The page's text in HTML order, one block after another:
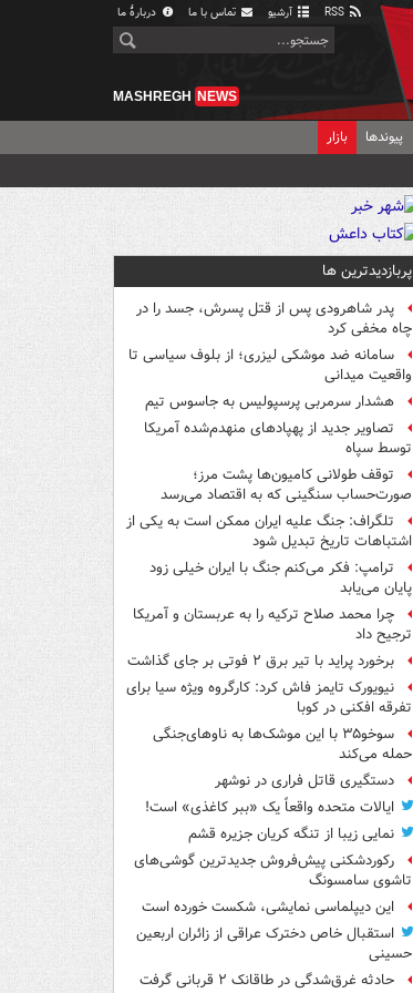
آرشیو تماس با ما دربارهٔ ما
MASHREGH NEWS
پیوندها بازار
پربازدیدترین ها
پدر شاهرودی پس از قتل پسرش، جسد را در
چاه مخفی کرد
سامانه ضد موشکی لیزری؛ از بلوف سیاسی تا
واقعیت میدانی
هشدار سرمربی پرسپولیس به جاسوس تیم
تصاویر جدید از پهپادهای منهدم‌شده آمریکا
توسط سپاه
توقف طولانی کامیون‌ها پشت مرز؛
صورت‌حساب سنگینی که به اقتصاد می‌رسد
تلگراف: جنگ علیه ایران ممکن است به یکی از
اشتباهات تاریخ تبدیل شود
ترامپ: فکر می‌کنم جنگ با ایران خیلی زود
پایان می‌یابد
چرا محمد صلاح ترکیه را به عربستان و آمریکا
ترجیح داد
برخورد پراید با تیر برق ۲ فوتی بر جای گذاشت
نیویورک تایمز فاش کرد: کارگروه ویژه سیا برای
تفرقه افکنی در کوبا
سوخو۳۵ با این موشک‌ها به ناوهای‌جنگی
حمله می‌کند
دستگیری قاتل فراری در نوشهر
ایالات متحده واقعاً یک «ببر کاغذی» است!
نمایی زیبا از تنگه کریان جزیره قشم
رکوردشکنی پیش‌فروش جدیدترین گوشی‌های
تاشوی سامسونگ
این دیپلماسی نمایشی، شکست خورده است
استقبال خاص دخترک عراقی از زائران اربعین
حسینی
حادثه غرق‌شدگی در طاقانک ۲ قربانی گرفت